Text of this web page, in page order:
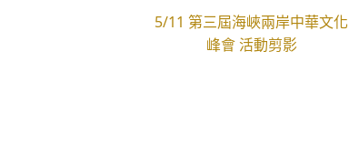
5/11 第三屆海峽兩岸中華文化
峰會 活動剪影